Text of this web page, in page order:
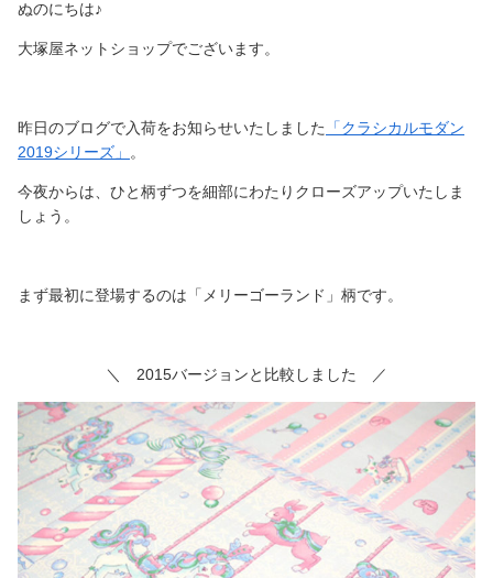
ぬのにちは♪
大塚屋ネットショップでございます。
昨日のブログで入荷をお知らせいたしました
「クラシカルモダン
2019シリーズ」
。
今夜からは、ひと柄ずつを細部にわたりクローズアップいたしま
しょう。
まず最初に登場するのは「メリーゴーランド」柄です。
＼ 2015バージョンと比較しました ／